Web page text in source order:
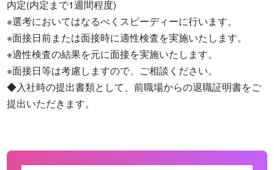
内定(内定まで1週間程度)
※選考においてはなるべくスピーディーに行います。
※面接日前または面接時に適性検査を実施いたします。
※適性検査の結果を元に面接を実施いたします。
※面接日等は考慮しますので、ご相談ください。
◆入社時の提出書類として、前職場からの退職証明書をご
提出いただきます。